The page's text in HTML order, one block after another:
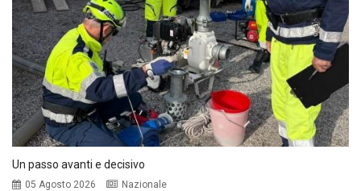
Un passo avanti e decisivo
05 Agosto 2026 Nazionale